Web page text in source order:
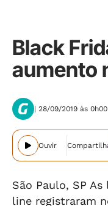
Black
aumento
| 28/09/2019 às 0h00
Ouvir
São Paulo, SP
line registraram